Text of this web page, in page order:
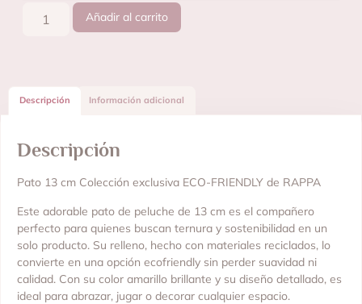
Añadir al carrito
Descripción Información adicional
Descripción
Pato 13 cm Colección exclusiva ECO-FRIENDLY de RAPPA
Este adorable pato de peluche de 13 cm es el compañero
perfecto para quienes buscan ternura y sostenibilidad en un
solo producto. Su relleno, hecho con materiales reciclados, lo
convierte en una opción ecofriendly sin perder suavidad ni
calidad. Con su color amarillo brillante y su diseño detallado, es
ideal para abrazar, jugar o decorar cualquier espacio.